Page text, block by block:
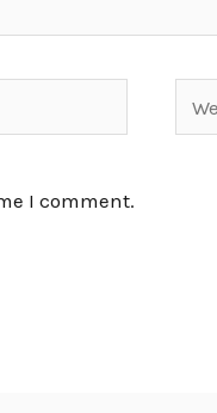
I comment.